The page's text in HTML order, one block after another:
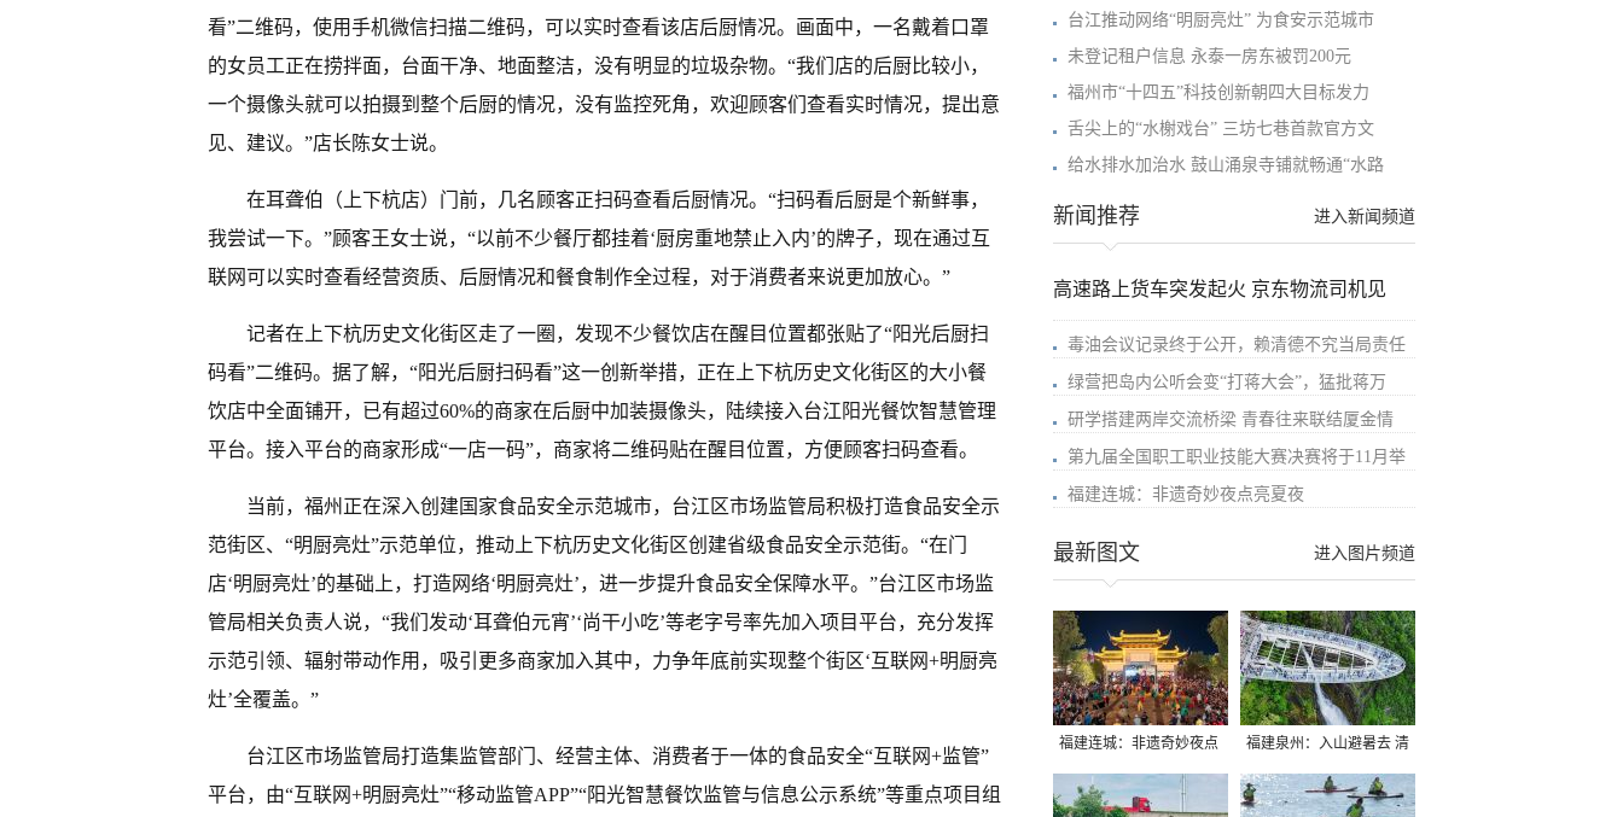
看”二维码，使用手机微信扫描二维码，可以实时查看该店后厨情况。画面中，一名戴着口罩
的女员工正在捞拌面，台面干净、地面整洁，没有明显的垃圾杂物。“我们店的后厨比较小，
一个摄像头就可以拍摄到整个后厨的情况，没有监控死角，欢迎顾客们查看实时情况，提出意
见、建议。”店长陈女士说。
在耳聋伯（上下杭店）门前，几名顾客正扫码查看后厨情况。“扫码看后厨是个新鲜事，
我尝试一下。”顾客王女士说，“以前不少餐厅都挂着‘厨房重地禁止入内’的牌子，现在通过互
联网可以实时查看经营资质、后厨情况和餐食制作全过程，对于消费者来说更加放心。”
记者在上下杭历史文化街区走了一圈，发现不少餐饮店在醒目位置都张贴了“阳光后厨扫
码看”二维码。据了解，“阳光后厨扫码看”这一创新举措，正在上下杭历史文化街区的大小餐
饮店中全面铺开，已有超过60%的商家在后厨中加装摄像头，陆续接入台江阳光餐饮智慧管理
平台。接入平台的商家形成“一店一码”，商家将二维码贴在醒目位置，方便顾客扫码查看。
当前，福州正在深入创建国家食品安全示范城市，台江区市场监管局积极打造食品安全示
范街区、“明厨亮灶”示范单位，推动上下杭历史文化街区创建省级食品安全示范街。“在门
店‘明厨亮灶’的基础上，打造网络‘明厨亮灶’，进一步提升食品安全保障水平。”台江区市场监
管局相关负责人说，“我们发动‘耳聋伯元宵’‘尚干小吃’等老字号率先加入项目平台，充分发挥
示范引领、辐射带动作用，吸引更多商家加入其中，力争年底前实现整个街区‘互联网+明厨亮
灶’全覆盖。”
台江区市场监管局打造集监管部门、经营主体、消费者于一体的食品安全“互联网+监管”
平台，由“互联网+明厨亮灶”“移动监管APP”“阳光智慧餐饮监管与信息公示系统”等重点项目组
台江推动网络“明厨亮灶” 为食安示范城市
未登记租户信息 永泰一房东被罚200元
福州市“十四五”科技创新朝四大目标发力
舌尖上的“水榭戏台” 三坊七巷首款官方文
给水排水加治水 鼓山涌泉寺铺就畅通“水路
进入新闻频道
新闻推荐
高速路上货车突发起火 京东物流司机见
毒油会议记录终于公开，赖清德不究当局责任
绿营把岛内公听会变“打蒋大会”，猛批蒋万
研学搭建两岸交流桥梁 青春往来联结厦金情
第九届全国职工职业技能大赛决赛将于11月举
福建连城：非遗奇妙夜点亮夏夜
进入图片频道
最新图文
福建连城：非遗奇妙夜点
亮夏夜
福建泉州：入山避暑去 清
凉好惬意